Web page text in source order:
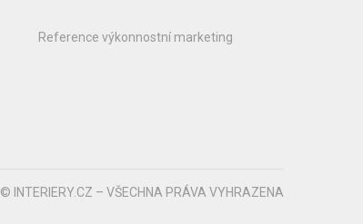
Reference výkonnostní marketing
© INTERIERY.CZ – VŠECHNA PRÁVA VYHRAZENA